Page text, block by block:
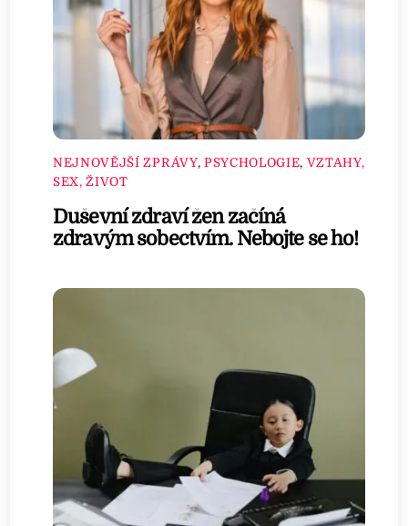
NEJNOVĚJŠÍ ZPRÁVY, PSYCHOLOGIE, VZTAHY,
SEX, ŽIVOT
Duševní zdraví žen začíná
zdravým sobectvím. Nebojte se ho!